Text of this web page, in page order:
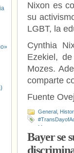
Nixon es
su
LGBT, la
Cynthia
Ezekiel,
Mozes.
comparte
Fuente
General
Mozes
Bayer se